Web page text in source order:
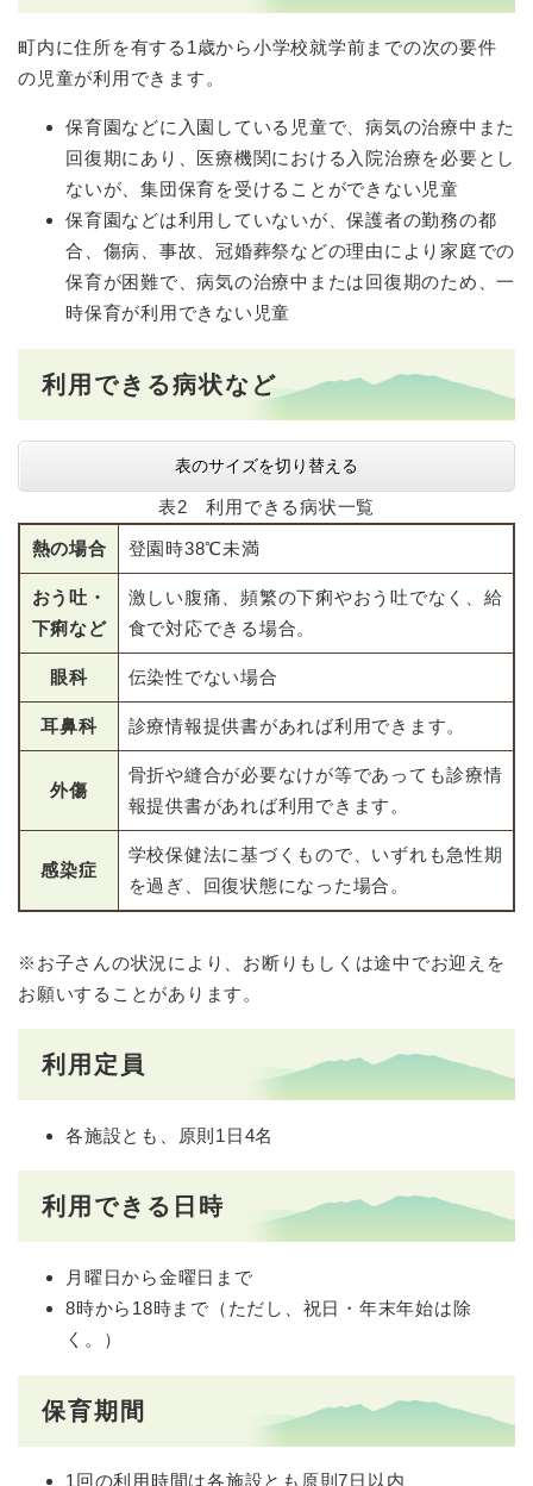
町内に住所を有する1歳から小学校就学前までの次の要件
の児童が利用できます。
保育園などに入園している児童で、病気の治療中また
回復期にあり、医療機関における入院治療を必要とし
ないが、集団保育を受けることができない児童
保育園などは利用していないが、保護者の勤務の都
合、傷病、事故、冠婚葬祭などの理由により家庭での
保育が困難で、病気の治療中または回復期のため、一
時保育が利用できない児童
利用できる病状など
表のサイズを切り替える
表2 利用できる病状一覧
熱の場合 登園時38℃未満
おう吐・
下痢など
激しい腹痛、頻繁の下痢やおう吐でなく、給
食で対応できる場合。
眼科 伝染性でない場合
耳鼻科 診療情報提供書があれば利用できます。
外傷
骨折や縫合が必要なけが等であっても診療情
報提供書があれば利用できます。
感染症
学校保健法に基づくもので、いずれも急性期
を過ぎ、回復状態になった場合。
※お子さんの状況により、お断りもしくは途中でお迎えを
お願いすることがあります。
利用定員
各施設とも、原則1日4名
利用できる日時
月曜日から金曜日まで
8時から18時まで（ただし、祝日・年末年始は除
く。）
保育期間
1回の利用時間は各施設とも原則7日以内